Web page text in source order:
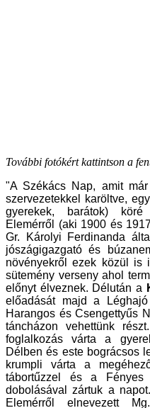
További fotókért kattintson a
"A Székács Nap, amit
szervezetekkel karöltve,
gyerekek, barátok)
Elemérről (aki 1900 és
Gr. Károlyi Ferdinanda
jószágigazgató és
növényekről ezek közül is
sütemény verseny ahol
előnyt élveznek. Délután a
előadását majd a
Harangos és Csengettyűs
táncházon vehettünk
foglalkozás várta a
Délben és este bográcsos
krumpli várta a
tábortűzzel és a
dobolásával zártuk a
Elemérről elnevezett